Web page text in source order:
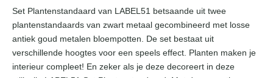
Set Plantenstandaard van LABEL51 betsaande uit twee
plantenstandaards van zwart metaal gecombineerd met losse
antiek goud metalen bloempotten. De set bestaat uit
verschillende hoogtes voor een speels effect. Planten maken je
interieur compleet! En zeker als je deze decoreert in deze